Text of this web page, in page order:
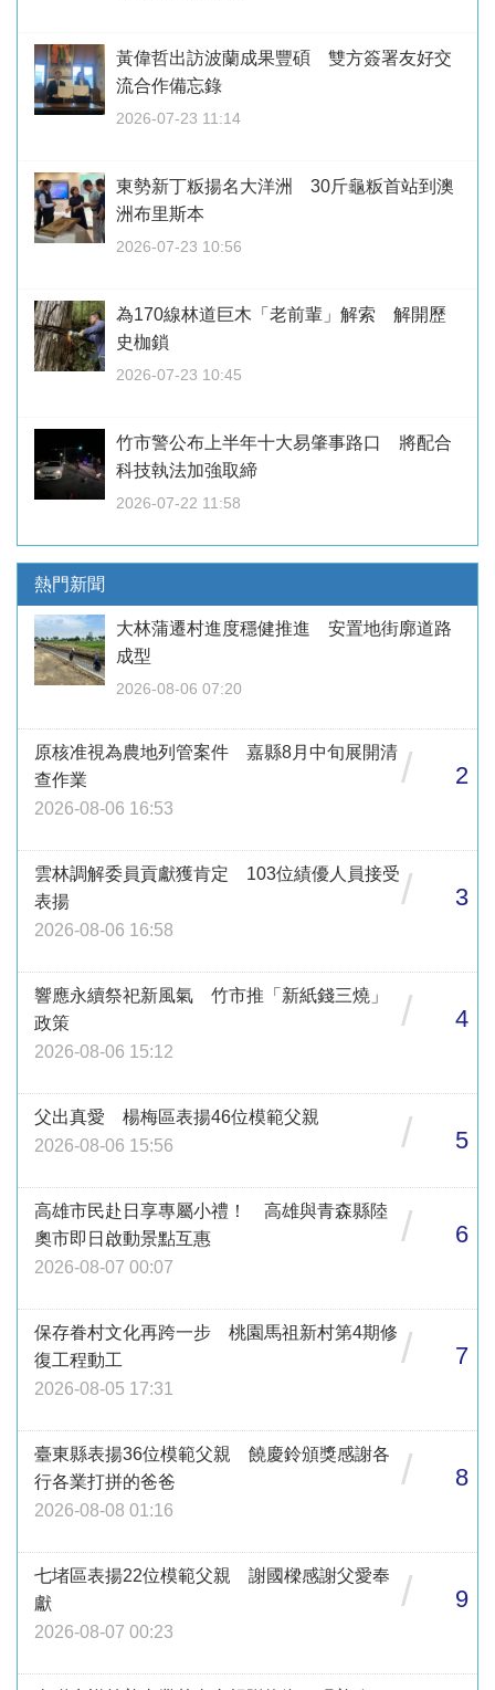
黃偉哲出訪波蘭成果豐碩 雙方簽署友好交
流合作備忘錄
2026-07-23 11:14
東勢新丁粄揚名大洋洲 30斤龜粄首站到澳
洲布里斯本
2026-07-23 10:56
為170線林道巨木「老前輩」解索 解開歷
史枷鎖
2026-07-23 10:45
竹市警公布上半年十大易肇事路口 將配合
科技執法加強取締
2026-07-22 11:58
熱門新聞
大林蒲遷村進度穩健推進 安置地街廓道路
成型
2026-08-06 07:20
原核准視為農地列管案件 嘉縣8月中旬展開清
查作業
2026-08-06 16:53
/ 2
雲林調解委員貢獻獲肯定 103位績優人員接受
表揚
2026-08-06 16:58
/ 3
響應永續祭祀新風氣 竹市推「新紙錢三燒」
政策
2026-08-06 15:12
/ 4
父出真愛 楊梅區表揚46位模範父親
2026-08-06 15:56
/ 5
高雄市民赴日享專屬小禮！ 高雄與青森縣陸
奧市即日啟動景點互惠
2026-08-07 00:07
/ 6
保存眷村文化再跨一步 桃園馬祖新村第4期修
復工程動工
2026-08-05 17:31
/ 7
臺東縣表揚36位模範父親 饒慶鈴頒獎感謝各
行各業打拼的爸爸
2026-08-08 01:16
/ 8
七堵區表揚22位模範父親 謝國樑感謝父愛奉
獻
2026-08-07 00:23
/ 9